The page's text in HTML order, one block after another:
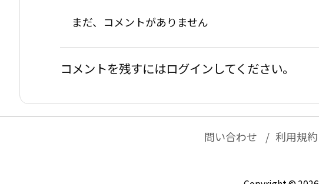
まだ、コメントがありません
コメントを残すにはログインしてください。
問い合わせ 利用規約